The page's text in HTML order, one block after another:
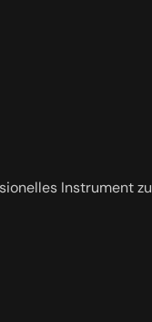
Instrument